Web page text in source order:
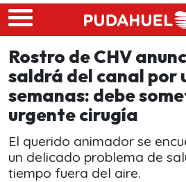
Skip to main content
Rostro de CHV
saldrá del canal por
semanas: debe
urgente cirugía
El querido animador se
un delicado problema de
tiempo fuera del aire.